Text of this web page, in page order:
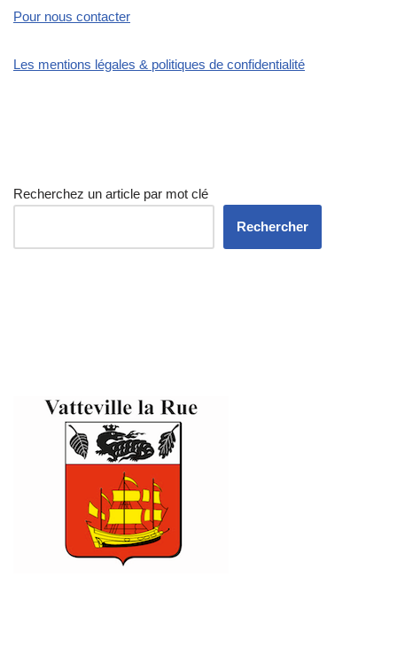
Pour nous contacter
Les mentions légales & politiques de confidentialité
Recherchez un article par mot clé
Rechercher